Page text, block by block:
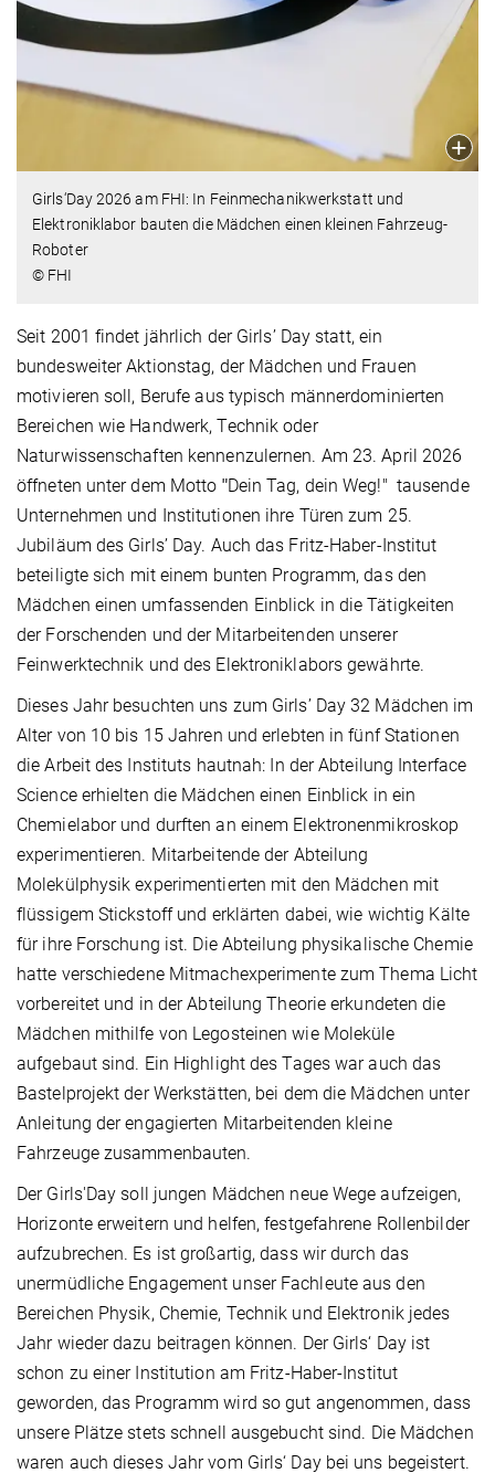
Girls‘Day 2026 am FHI: In Feinmechanikwerkstatt und
Elektroniklabor bauten die Mädchen einen kleinen Fahrzeug-
Roboter
© FHI
Seit 2001 findet jährlich der Girls’ Day statt, ein
bundesweiter Aktionstag, der Mädchen und Frauen
motivieren soll, Berufe aus typisch männerdominierten
Bereichen wie Handwerk, Technik oder
Naturwissenschaften kennenzulernen. Am 23. April 2026
öffneten unter dem Motto "Dein Tag, dein Weg!" tausende
Unternehmen und Institutionen ihre Türen zum 25.
Jubiläum des Girls’ Day. Auch das Fritz-Haber-Institut
beteiligte sich mit einem bunten Programm, das den
Mädchen einen umfassenden Einblick in die Tätigkeiten
der Forschenden und der Mitarbeitenden unserer
Feinwerktechnik und des Elektroniklabors gewährte.
Dieses Jahr besuchten uns zum Girls’ Day 32 Mädchen im
Alter von 10 bis 15 Jahren und erlebten in fünf Stationen
die Arbeit des Instituts hautnah: In der Abteilung Interface
Science erhielten die Mädchen einen Einblick in ein
Chemielabor und durften an einem Elektronenmikroskop
experimentieren. Mitarbeitende der Abteilung
Molekülphysik experimentierten mit den Mädchen mit
flüssigem Stickstoff und erklärten dabei, wie wichtig Kälte
für ihre Forschung ist. Die Abteilung physikalische Chemie
hatte verschiedene Mitmachexperimente zum Thema Licht
vorbereitet und in der Abteilung Theorie erkundeten die
Mädchen mithilfe von Legosteinen wie Moleküle
aufgebaut sind. Ein Highlight des Tages war auch das
Bastelprojekt der Werkstätten, bei dem die Mädchen unter
Anleitung der engagierten Mitarbeitenden kleine
Fahrzeuge zusammenbauten.
Der Girls'Day soll jungen Mädchen neue Wege aufzeigen,
Horizonte erweitern und helfen, festgefahrene Rollenbilder
aufzubrechen. Es ist großartig, dass wir durch das
unermüdliche Engagement unser Fachleute aus den
Bereichen Physik, Chemie, Technik und Elektronik jedes
Jahr wieder dazu beitragen können. Der Girls‘ Day ist
schon zu einer Institution am Fritz-Haber-Institut
geworden, das Programm wird so gut angenommen, dass
unsere Plätze stets schnell ausgebucht sind. Die Mädchen
waren auch dieses Jahr vom Girls‘ Day bei uns begeistert.